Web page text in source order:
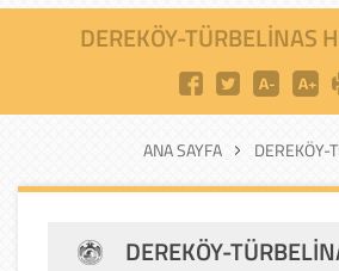
DEREKÖY-TÜRBELİNAS
ANA SAYFA DEREKÖY-
DEREKÖY-